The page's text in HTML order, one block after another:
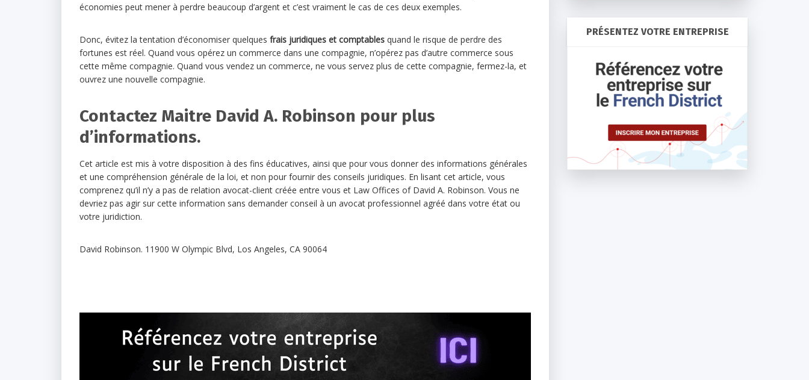
économies peut mener à perdre beaucoup d’argent et c’est vraiment le cas de ces deux exemples.
Donc, évitez la tentation d’économiser quelques frais juridiques et comptables quand le risque de perdre des
fortunes est réel. Quand vous opérez un commerce dans une compagnie, n’opérez pas d’autre commerce sous
cette même compagnie. Quand vous vendez un commerce, ne vous servez plus de cette compagnie, fermez-la, et
ouvrez une nouvelle compagnie.
Contactez Maitre David A. Robinson pour plus
d’informations.
Cet article est mis à votre disposition à des fins éducatives, ainsi que pour vous donner des informations générales
et une compréhension générale de la loi, et non pour fournir des conseils juridiques. En lisant cet article, vous
comprenez qu’il n’y a pas de relation avocat-client créée entre vous et Law Offices of David A. Robinson. Vous ne
devriez pas agir sur cette information sans demander conseil à un avocat professionnel agréé dans votre état ou
votre juridiction.
David Robinson. 11900 W Olympic Blvd, Los Angeles, CA 90064
PRÉSENTEZ VOTRE ENTREPRISE